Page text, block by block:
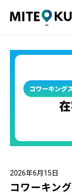
2026年6月15日
コワーキン